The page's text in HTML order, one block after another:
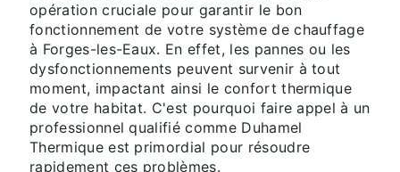
opération cruciale pour garantir le bon
fonctionnement de votre système de chauffage
à Forges-les-Eaux. En effet, les pannes ou les
dysfonctionnements peuvent survenir à tout
moment, impactant ainsi le confort thermique
de votre habitat. C'est pourquoi faire appel à un
professionnel qualifié comme Duhamel
Thermique est primordial pour résoudre
rapidement ces problèmes.